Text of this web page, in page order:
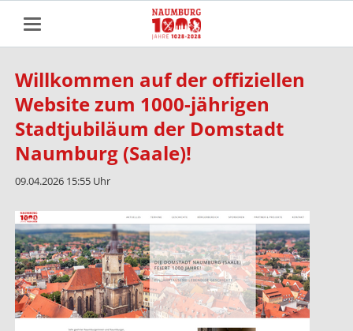
Willkommen auf der offiziellen
Website zum 1000-jährigen
Stadtjubiläum der Domstadt
Naumburg (Saale)!
09.04.2026 15:55 Uhr